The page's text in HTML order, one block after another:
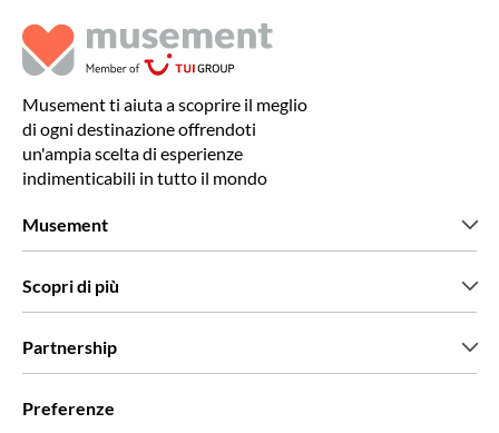
Musement ti aiuta a scoprire il meglio
di ogni destinazione offrendoti
un'ampia scelta di esperienze
indimenticabili in tutto il mondo
Musement
Stampa
Green & Fair Experiences
Scopri di più
Tour personalizzati
Partnership
Preferenze